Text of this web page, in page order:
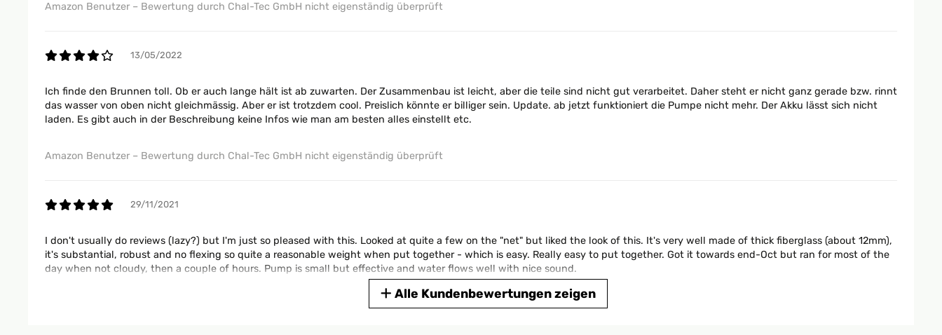
Amazon Benutzer – Bewertung durch Chal-Tec GmbH nicht eigenständig überprüft
13/05/2022
Ich finde den Brunnen toll. Ob er auch lange hält ist ab zuwarten. Der Zusammenbau ist leicht, aber die teile sind nicht gut verarbeitet. Daher steht er nicht ganz gerade bzw. rinnt
das wasser von oben nicht gleichmässig. Aber er ist trotzdem cool. Preislich könnte er billiger sein. Update. ab jetzt funktioniert die Pumpe nicht mehr. Der Akku lässt sich nicht
laden. Es gibt auch in der Beschreibung keine Infos wie man am besten alles einstellt etc.
Amazon Benutzer – Bewertung durch Chal-Tec GmbH nicht eigenständig überprüft
29/11/2021
I don't usually do reviews (lazy?) but I'm just so pleased with this. Looked at quite a few on the "net" but liked the look of this. It's very well made of thick fiberglass (about 12mm),
it's substantial, robust and no flexing so quite a reasonable weight when put together - which is easy. Really easy to put together. Got it towards end-Oct but ran for most of the
day when not cloudy, then a couple of hours. Pump is small but effective and water flows well with nice sound.
Amazon Benutzer – Bewertung durch Chal-Tec GmbH nicht eigenständig überprüft
Alle Kundenbewertungen zeigen